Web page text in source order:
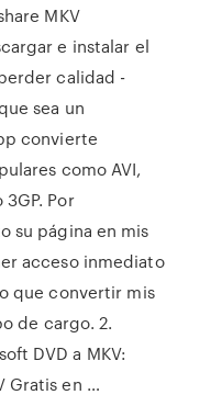
MKV
e instalar el
calidad -
sea un
convierte
como AVI,
3GP. Por
su página en mis
acceso inmediato
que convertir mis
de cargo. 2.
DVD a MKV:
Gratis en …